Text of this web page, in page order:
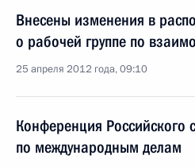
Внесены изменения в
о рабочей группе по
25 апреля 2012 года, 09:10
Конференция Российского
по международным делам